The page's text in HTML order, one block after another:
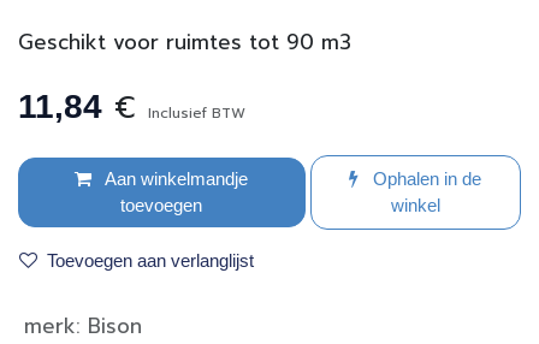
Geschikt voor ruimtes tot 90 m3
11,84 € Inclusief BTW
Aan winkelmandje
toevoegen
Ophalen in de
winkel
Toevoegen aan verlanglijst
merk: Bison